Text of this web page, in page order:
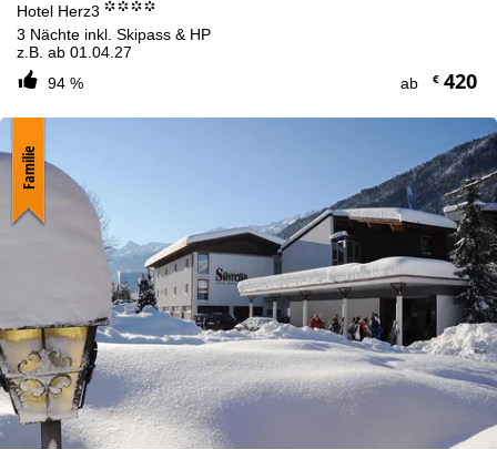
Hotel Herz3 °°°°
3 Nächte inkl. Skipass & HP
z.B. ab 01.04.27
94 %
ab €420
Familie